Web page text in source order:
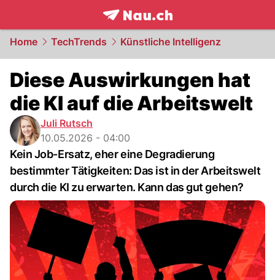
frontpage.NAU.ch
Home TechTrends Künstliche Intelligenz
Diese Auswirkungen hat
die KI auf die Arbeitswelt
Juli Rutsch
10.05.2026 - 04:00
Kein Job-Ersatz, eher eine Degradierung
bestimmter Tätigkeiten: Das ist in der Arbeitswelt
durch die KI zu erwarten. Kann das gut gehen?